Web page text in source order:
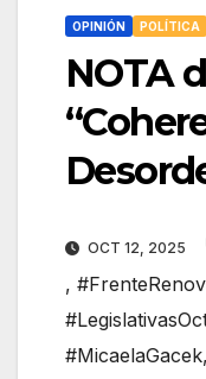
OPINIÓN POLÍTICA
NOTA
OCT 12, 2025
,
#MicaelaGacek,